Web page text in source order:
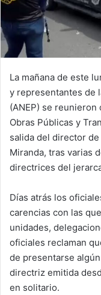
La mañana de este
y representantes de
(ANEP) se
Obras Públicas y
salida del director
Miranda, tras varias
directrices del
Días atrás los
carencias con las
unidades,
oficiales reclaman
de presentarse
directriz emitida
en solitario.